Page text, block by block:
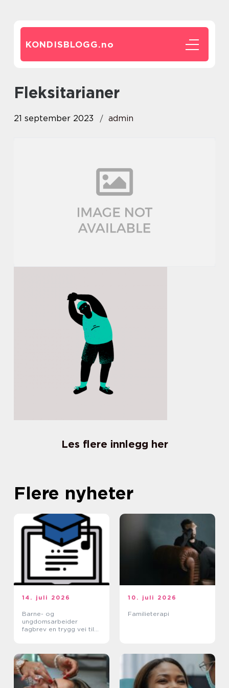
KONDISBLOGG.no
fleksitarianer
21 september 2023 admin
Les flere innlegg her
Flere nyheter
14. juli 2026
Barne- og
ungdomsarbeider
fagbrev en trygg vei til
10. juli 2026
Familieterapi